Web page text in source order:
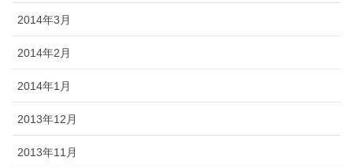
2014年3月
2014年2月
2014年1月
2013年12月
2013年11月